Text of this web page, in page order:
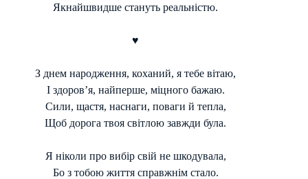
Якнайшвидше стануть реальністю.
♥
З днем народження, коханий, я тебе вітаю,
І здоров’я, найперше, міцного бажаю.
Сили, щастя, наснаги, поваги й тепла,
Щоб дорога твоя світлою завжди була.
Я ніколи про вибір свій не шкодувала,
Бо з тобою життя справжнім стало.